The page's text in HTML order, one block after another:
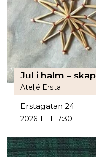
Jul i halm –
Ateljé Ersta
Erstagatan 24
2026-11-11 17:30